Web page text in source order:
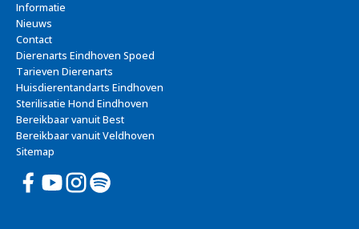
Informatie
Nieuws
Contact
Dierenarts Eindhoven Spoed
Tarieven Dierenarts
Huisdierentandarts Eindhoven
Sterilisatie Hond Eindhoven
Bereikbaar vanuit Best
Bereikbaar vanuit Veldhoven
Sitemap